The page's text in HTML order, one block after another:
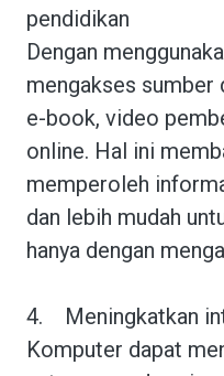
pendidikan
Dengan
mengakses sumber
e-book, video
online. Hal ini
memperoleh
dan lebih mudah
hanya dengan
4. Meningkatkan
Komputer dapat